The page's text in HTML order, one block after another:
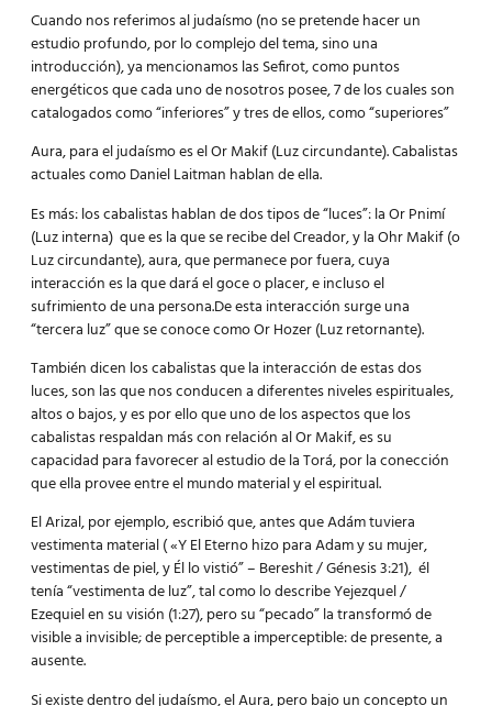
Cuando nos referimos al judaísmo (no se pretende hacer un
estudio profundo, por lo complejo del tema, sino una
introducción), ya mencionamos las Sefirot, como puntos
energéticos que cada uno de nosotros posee, 7 de los cuales son
catalogados como “inferiores” y tres de ellos, como “superiores”
Aura, para el judaísmo es el Or Makif (Luz circundante). Cabalistas
actuales como Daniel Laitman hablan de ella.
Es más: los cabalistas hablan de dos tipos de “luces”: la Or Pnimí
(Luz interna) que es la que se recibe del Creador, y la Ohr Makif (o
Luz circundante), aura, que permanece por fuera, cuya
interacción es la que dará el goce o placer, e incluso el
sufrimiento de una persona.De esta interacción surge una
“tercera luz” que se conoce como Or Hozer (Luz retornante).
También dicen los cabalistas que la interacción de estas dos
luces, son las que nos conducen a diferentes niveles espirituales,
altos o bajos, y es por ello que uno de los aspectos que los
cabalistas respaldan más con relación al Or Makif, es su
capacidad para favorecer al estudio de la Torá, por la conección
que ella provee entre el mundo material y el espiritual.
El Arizal, por ejemplo, escribió que, antes que Adám tuviera
vestimenta material ( «Y El Eterno hizo para Adam y su mujer,
vestimentas de piel, y Él lo vistió” – Bereshit / Génesis 3:21), él
tenía “vestimenta de luz”, tal como lo describe Yejezquel /
Ezequiel en su visión (1:27), pero su “pecado” la transformó de
visible a invisible; de perceptible a imperceptible: de presente, a
ausente.
Si existe dentro del judaísmo, el Aura, pero bajo un concepto un